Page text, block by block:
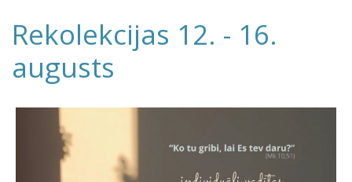
Rekolekcijas 12. - 16.
augusts